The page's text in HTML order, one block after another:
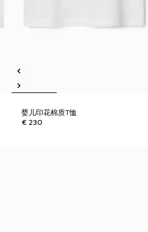
婴儿印花棉质T恤
€ 230